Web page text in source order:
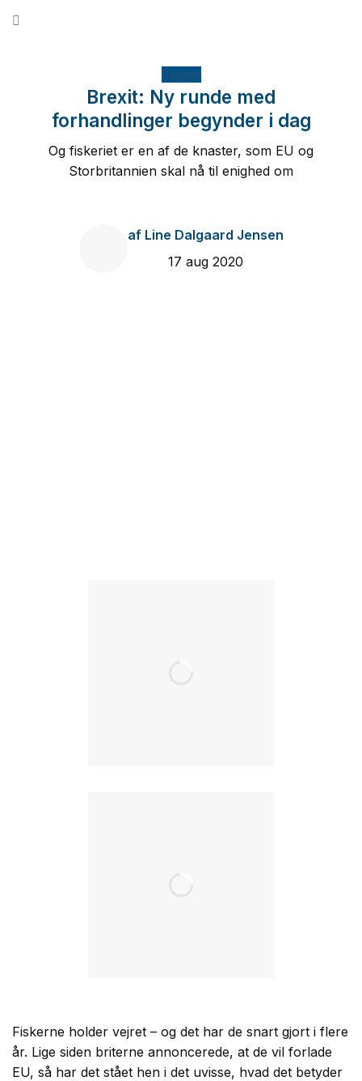
Fiskeri
Brexit: Ny runde med
forhandlinger begynder i dag
Og fiskeriet er en af de knaster, som EU og
Storbritannien skal nå til enighed om
afLine Dalgaard Jensen
17 aug 2020
Fiskerne holder vejret – og det har de snart gjort i flere
år. Lige siden briterne annoncerede, at de vil forlade
EU, så har det stået hen i det uvisse, hvad det betyder